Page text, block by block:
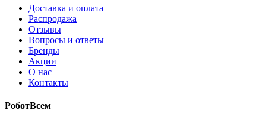
Доставка и оплата
Распродажа
Отзывы
Вопросы и ответы
Бренды
Акции
О нас
Контакты
РоботВсем